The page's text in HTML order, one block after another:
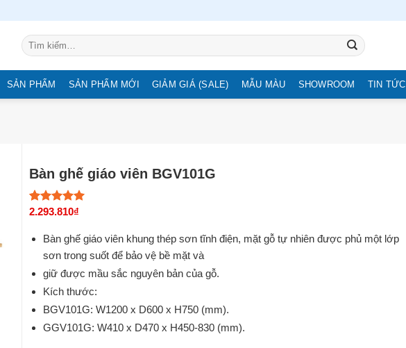
Tìm
kiếm:
SẢN PHẨM SẢN PHẨM MỚI GIẢM GIÁ (SALE) MẪU MÀU SHOWROOM TIN TỨC
Bàn ghế giáo viên BGV101G
5.00trên 5
2
đánh giá
2.293.810₫
Bàn ghế giáo viên khung thép sơn tĩnh điện, mặt gỗ tự nhiên được phủ một lớp
sơn trong suốt để bảo vệ bề mặt và
giữ được mầu sắc nguyên bản của gỗ.
Kích thước:
BGV101G: W1200 x D600 x H750 (mm).
GGV101G: W410 x D470 x H450-830 (mm).